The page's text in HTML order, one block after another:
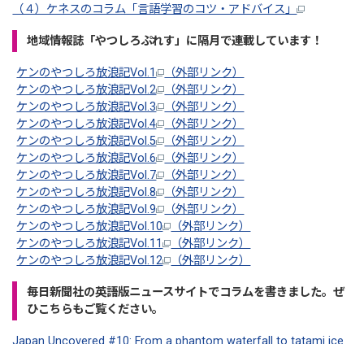
（４）ケネスのコラム「言語学習のコツ・アドバイス」
地域情報誌「やつしろぷれす」に隔月で連載しています！
ケンのやつしろ放浪記Vol.1
（外部リンク）
ケンのやつしろ放浪記Vol.2
（外部リンク）
ケンのやつしろ放浪記Vol.3
（外部リンク）
ケンのやつしろ放浪記Vol.4
（外部リンク）
ケンのやつしろ放浪記Vol.5
（外部リンク）
ケンのやつしろ放浪記Vol.6
（外部リンク）
ケンのやつしろ放浪記Vol.7
（外部リンク）
ケンのやつしろ放浪記Vol.8
（外部リンク）
ケンのやつしろ放浪記Vol.9
（外部リンク）
ケンのやつしろ放浪記Vol.10
（外部リンク）
ケンのやつしろ放浪記Vol.11
（外部リンク）
ケンのやつしろ放浪記Vol.12
（外部リンク）
毎日新聞社の英語版ニュースサイトでコラムを書きました。ぜ
ひこちらもご覧ください。
Japan Uncovered #10: From a phantom waterfall to tatami ice